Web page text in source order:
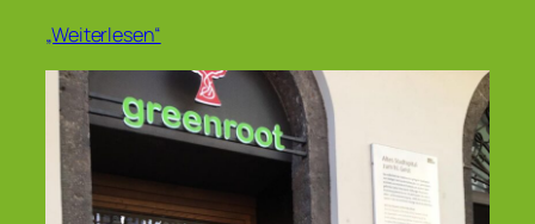
„Weiterlesen“